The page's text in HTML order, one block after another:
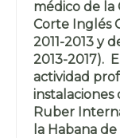
médico de la
Corte Inglés
2011-2013 y
2013-2017).
actividad
instalaciones
Ruber
la Habana